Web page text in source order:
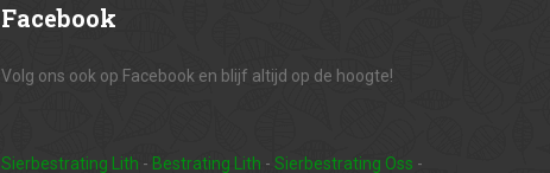
Facebook
Volg ons ook op Facebook en blijf altijd op de hoogte!
Sierbestrating Lith - Bestrating Lith - Sierbestrating Oss -